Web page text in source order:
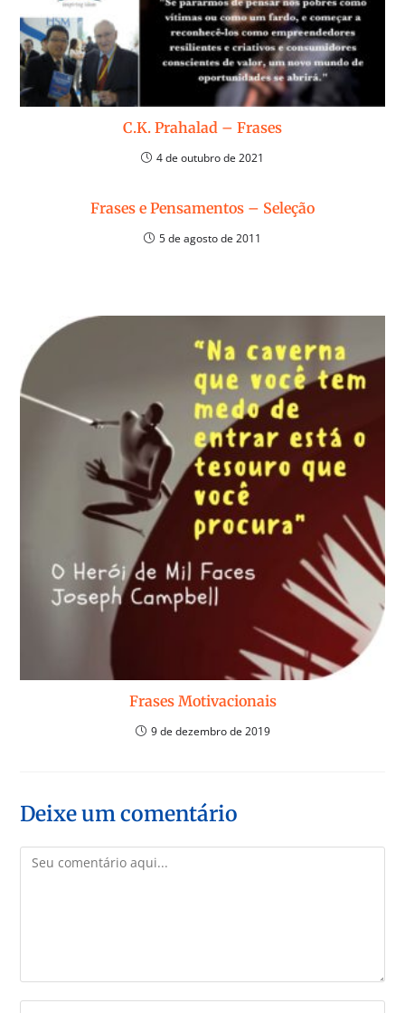
C.K. Prahalad – Frases
4 de outubro de 2021
Frases e Pensamentos – Seleção
5 de agosto de 2011
Frases Motivacionais
9 de dezembro de 2019
Deixe um comentário